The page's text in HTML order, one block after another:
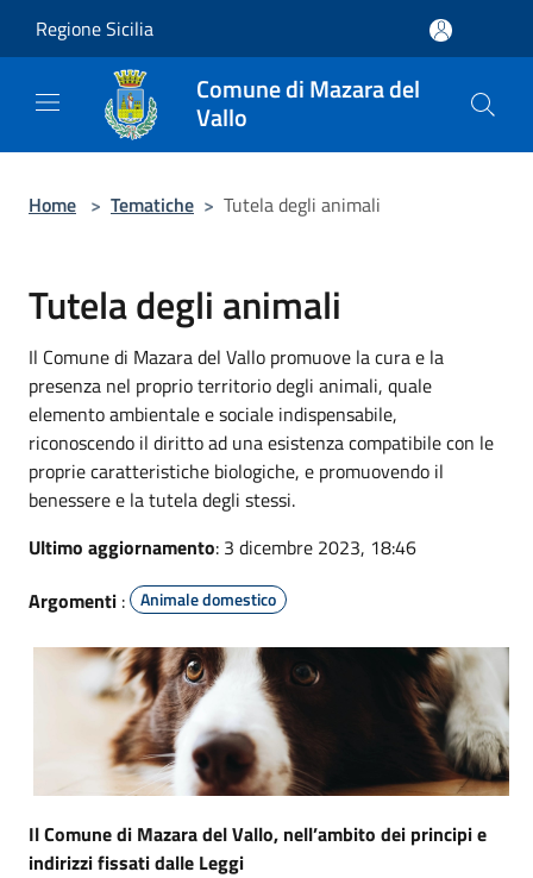
Regione Sicilia
Comune di Mazara del
Vallo
Home > Tematiche > Tutela degli animali
Tutela degli animali
Il Comune di Mazara del Vallo promuove la cura e la
presenza nel proprio territorio degli animali, quale
elemento ambientale e sociale indispensabile,
riconoscendo il diritto ad una esistenza compatibile con le
proprie caratteristiche biologiche, e promuovendo il
benessere e la tutela degli stessi.
Ultimo aggiornamento: 3 dicembre 2023, 18:46
Argomenti : Animale domestico
Il Comune di Mazara del Vallo, nell’ambito dei principi e
indirizzi fissati dalle Leggi